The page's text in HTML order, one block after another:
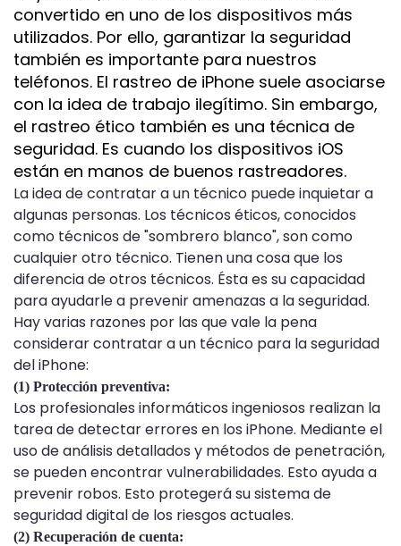
convertido en uno de los dispositivos más
utilizados. Por ello, garantizar la seguridad
también es importante para nuestros
teléfonos. El rastreo de iPhone suele asociarse
con la idea de trabajo ilegítimo. Sin embargo,
el rastreo ético también es una técnica de
seguridad. Es cuando los dispositivos iOS
están en manos de buenos rastreadores.
La idea de contratar a un técnico puede inquietar a
algunas personas. Los técnicos éticos, conocidos
como técnicos de "sombrero blanco", son como
cualquier otro técnico. Tienen una cosa que los
diferencia de otros técnicos. Ésta es su capacidad
para ayudarle a prevenir amenazas a la seguridad.
Hay varias razones por las que vale la pena
considerar contratar a un técnico para la seguridad
del iPhone:
(1) Protección preventiva:
Los profesionales informáticos ingeniosos realizan la
tarea de detectar errores en los iPhone. Mediante el
uso de análisis detallados y métodos de penetración,
se pueden encontrar vulnerabilidades. Esto ayuda a
prevenir robos. Esto protegerá su sistema de
seguridad digital de los riesgos actuales.
(2) Recuperación de cuenta: